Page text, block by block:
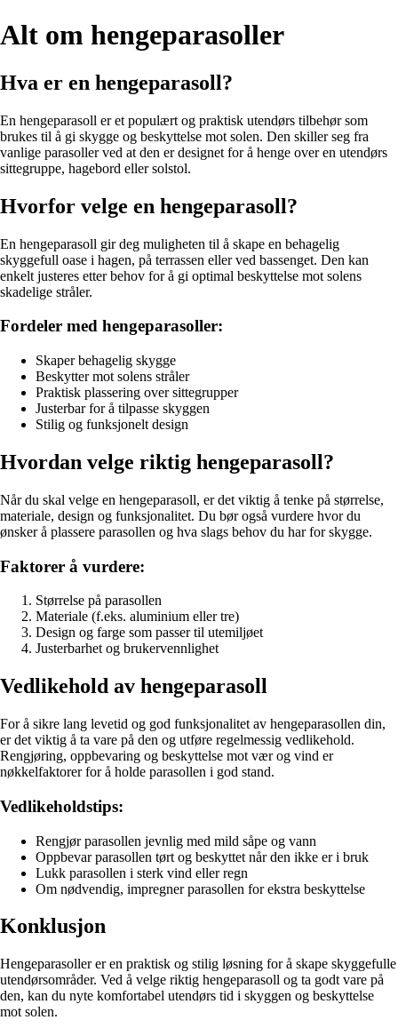
Alt om hengeparasoller
Hva er en hengeparasoll?
En hengeparasoll er et populært og praktisk utendørs tilbehør som
brukes til å gi skygge og beskyttelse mot solen. Den skiller seg fra
vanlige parasoller ved at den er designet for å henge over en utendørs
sittegruppe, hagebord eller solstol.
Hvorfor velge en hengeparasoll?
En hengeparasoll gir deg muligheten til å skape en behagelig
skyggefull oase i hagen, på terrassen eller ved bassenget. Den kan
enkelt justeres etter behov for å gi optimal beskyttelse mot solens
skadelige stråler.
Fordeler med hengeparasoller:
Skaper behagelig skygge
Beskytter mot solens stråler
Praktisk plassering over sittegrupper
Justerbar for å tilpasse skyggen
Stilig og funksjonelt design
Hvordan velge riktig hengeparasoll?
Når du skal velge en hengeparasoll, er det viktig å tenke på størrelse,
materiale, design og funksjonalitet. Du bør også vurdere hvor du
ønsker å plassere parasollen og hva slags behov du har for skygge.
Faktorer å vurdere:
Størrelse på parasollen
Materiale (f.eks. aluminium eller tre)
Design og farge som passer til utemiljøet
Justerbarhet og brukervennlighet
Vedlikehold av hengeparasoll
For å sikre lang levetid og god funksjonalitet av hengeparasollen din,
er det viktig å ta vare på den og utføre regelmessig vedlikehold.
Rengjøring, oppbevaring og beskyttelse mot vær og vind er
nøkkelfaktorer for å holde parasollen i god stand.
Vedlikeholdstips:
Rengjør parasollen jevnlig med mild såpe og vann
Oppbevar parasollen tørt og beskyttet når den ikke er i bruk
Lukk parasollen i sterk vind eller regn
Om nødvendig, impregner parasollen for ekstra beskyttelse
Konklusjon
Hengeparasoller er en praktisk og stilig løsning for å skape skyggefulle
utendørsområder. Ved å velge riktig hengeparasoll og ta godt vare på
den, kan du nyte komfortabel utendørs tid i skyggen og beskyttelse
mot solen.